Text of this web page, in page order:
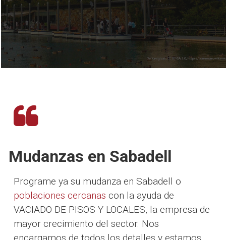
Mudanzas en Sabadell
Programe ya su mudanza en Sabadell o
poblaciones cercanas con la ayuda de
VACIADO DE PISOS Y LOCALES, la empresa de
mayor crecimiento del sector. Nos